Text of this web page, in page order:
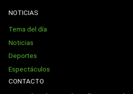
NOTICIAS
Tema del día
Noticias
Deportes
Espectáculos
CONTACTO